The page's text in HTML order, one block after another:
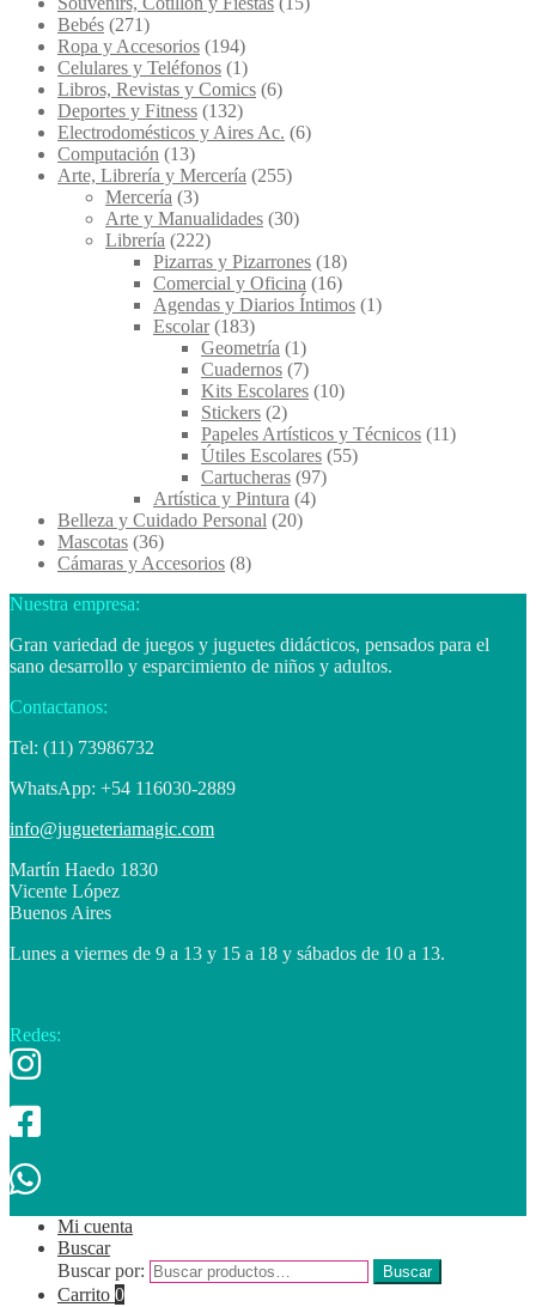
Bebés (271)
Ropa y Accesorios (194)
Celulares y Teléfonos (1)
Libros, Revistas y Comics (6)
Deportes y Fitness (132)
Electrodomésticos y Aires Ac. (6)
Computación (13)
Arte, Librería y Mercería (255)
Mercería (3)
Arte y Manualidades (30)
Librería (222)
Pizarras y Pizarrones (18)
Comercial y Oficina (16)
Agendas y Diarios Íntimos (1)
Escolar (183)
Geometría (1)
Cuadernos (7)
Kits Escolares (10)
Stickers (2)
Papeles Artísticos y Técnicos (11)
Útiles Escolares (55)
Cartucheras (97)
Artística y Pintura (4)
Belleza y Cuidado Personal (20)
Mascotas (36)
Cámaras y Accesorios (8)
Nuestra empresa:
Gran variedad de juegos y juguetes didácticos, pensados para el
sano desarrollo y esparcimiento de niños y adultos.
Contactanos:
Tel: (11) 73986732
WhatsApp: +54 116030-2889
info@jugueteriamagic.com
Martín Haedo 1830
Vicente López
Buenos Aires
Lunes a viernes de 9 a 13 y 15 a 18 y sábados de 10 a 13.
Redes:
Mi cuenta
Buscar
Buscar por:
Buscar
Carrito 0